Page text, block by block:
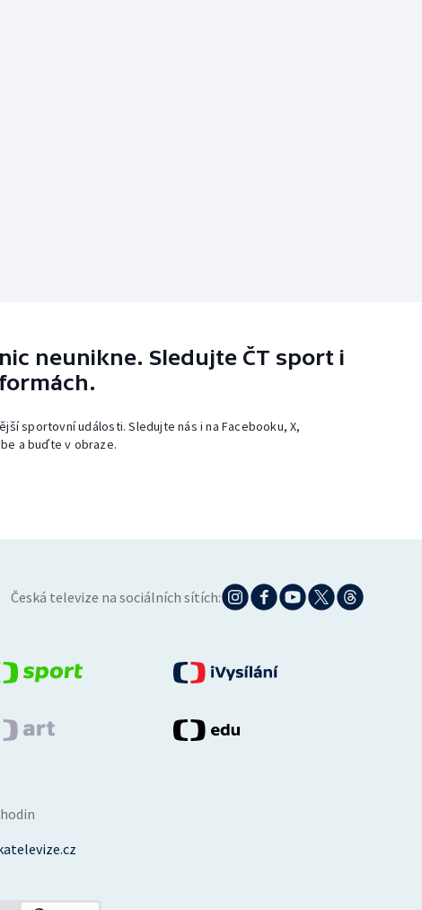
neunikne. Sledujte ČT sport i
sportovní události. Sledujte nás i na Facebooku, X,
a buďte v obraze.
Česká televize na sociálních sítích: